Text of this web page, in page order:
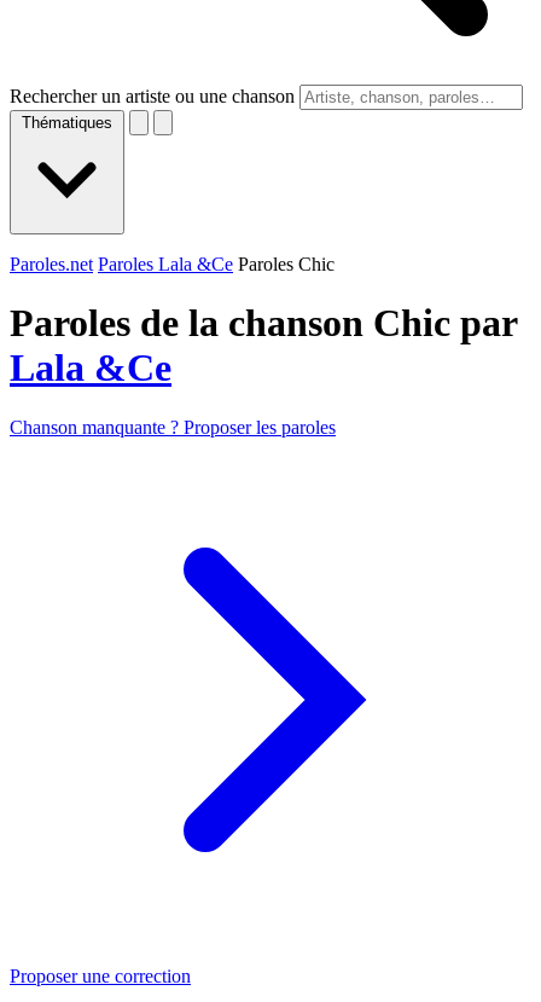
Rechercher un artiste ou une chanson
Thématiques
Paroles.net Paroles Lala &Ce Paroles Chic
Paroles de la chanson Chic par
Lala &Ce
Chanson manquante ? Proposer les paroles
Proposer une correction